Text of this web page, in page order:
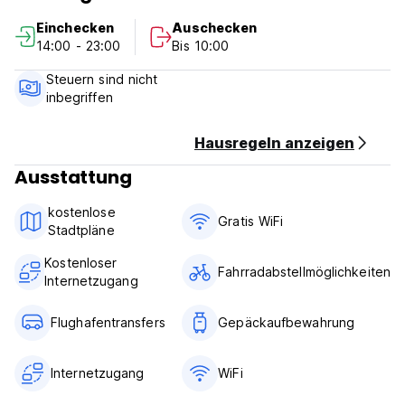
you through the most complicated streets of Rome.
IMPORTANT NOTICE MINIMUM AGE FROM 18 TO MAXIMUM
AGE 48
We're waiting for you at Sunshine Hostel
Einchecken
14:00 - 23:00
Auschecken
Bis 10:00
Steuern sind nicht
inbegriffen
Hausregeln anzeigen
Ausstattung
kostenlose
Stadtpläne
Gratis WiFi
Kostenloser
Internetzugang
Fahrradabstellmöglichkeiten
Flughafentransfers Gepäckaufbewahrung
Internetzugang WiFi